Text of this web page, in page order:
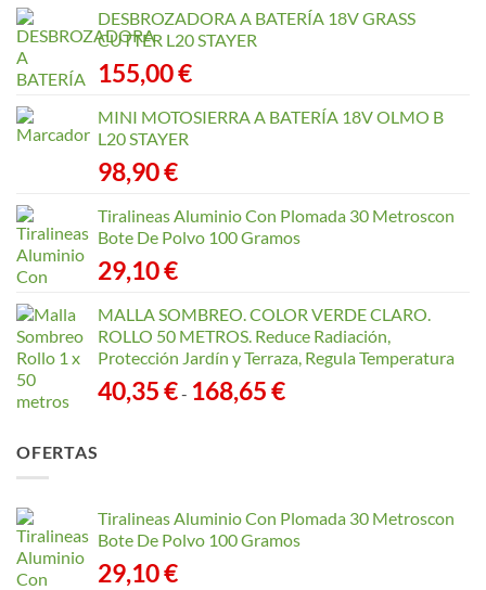
DESBROZADORA A BATERÍA 18V GRASS
CUTTER L20 STAYER
155,00€
MINI MOTOSIERRA A BATERÍA 18V OLMO B
L20 STAYER
98,90€
Tiralineas Aluminio Con Plomada 30 Metroscon
Bote De Polvo 100 Gramos
29,10€
MALLA SOMBREO. COLOR VERDE CLARO.
ROLLO 50 METROS. Reduce Radiación,
Protección Jardín y Terraza, Regula Temperatura
40,35€- 168,65€Rango
168,65 €
OFERTAS
Tiralineas Aluminio Con Plomada 30 Metroscon
Bote De Polvo 100 Gramos
29,10€